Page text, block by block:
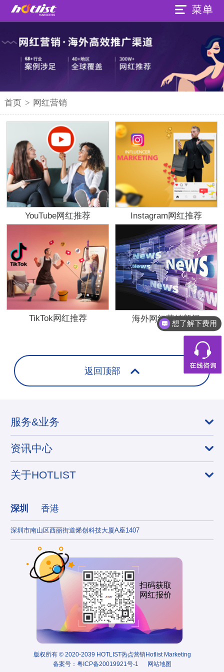
首页 > 网红营销
YouTube网红推荐 Instagram网红推荐
TikTok网红推荐 海外网红营销新闻
返回顶部
服务&业务
资讯中心
关于HOTLIST
深圳 香港
深圳市南山区西丽街道烯创科技大厦A座1407
扫码获取
网红报价
版权所有 © 2020-2039 HOTLIST热点营销Hotlist Marketing
备案号： 粤ICP备20019921号-1 网站地图
想了解下费用